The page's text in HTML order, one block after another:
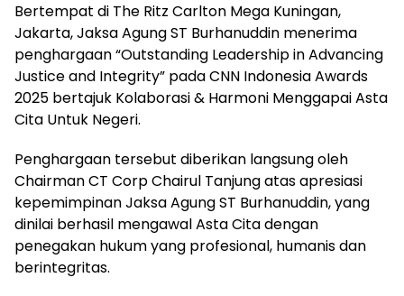
Bertempat di The Ritz Carlton Mega Kuningan,
Jakarta, Jaksa Agung ST Burhanuddin menerima
penghargaan “Outstanding Leadership in Advancing
Justice and Integrity” pada CNN Indonesia Awards
2025 bertajuk Kolaborasi & Harmoni Menggapai Asta
Cita Untuk Negeri.
Penghargaan tersebut diberikan langsung oleh
Chairman CT Corp Chairul Tanjung atas apresiasi
kepemimpinan Jaksa Agung ST Burhanuddin, yang
dinilai berhasil mengawal Asta Cita dengan
penegakan hukum yang profesional, humanis dan
berintegritas.